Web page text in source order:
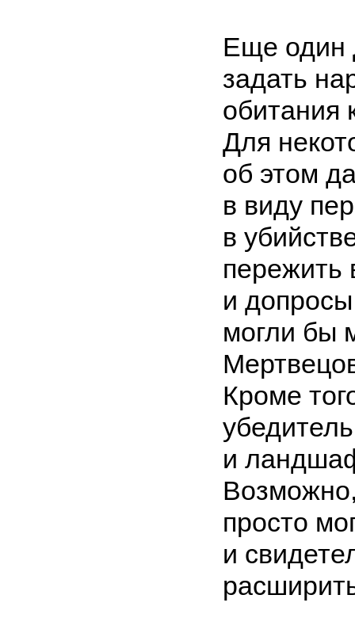
Еще один
задать
обитания
Для
об этом
в виду
в
пережить
и
могли бы
Кроме
и
просто
и